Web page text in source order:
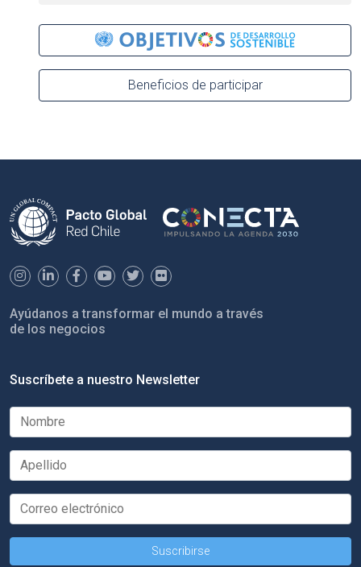
Beneficios de participar
Ayúdanos a transformar el mundo a través
de los negocios
Suscríbete a nuestro Newsletter